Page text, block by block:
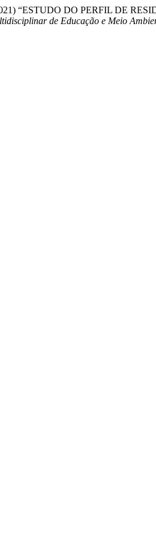
“ESTUDO DO PERFIL DE
de Educação e Meio